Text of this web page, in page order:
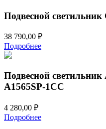
Подвесной
38 790,00 ₽
Подробнее
Подвесной
A1565SP-1CC
4 280,00 ₽
Подробнее